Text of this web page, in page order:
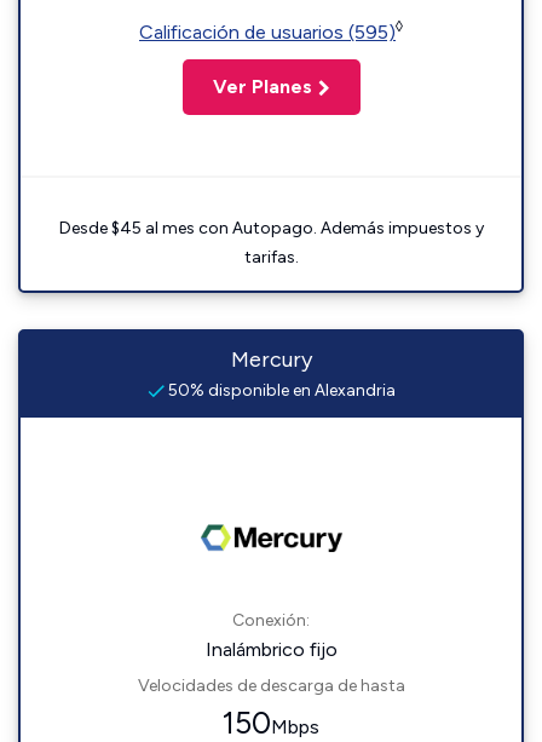
Calificación de usuarios (595)◊
Ver Planes
Desde $45 al mes con Autopago. Además impuestos y
tarifas.
Mercury
50% disponible en Alexandria
Conexión:
Inalámbrico fijo
Velocidades de descarga de hasta
150Mbps